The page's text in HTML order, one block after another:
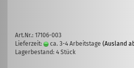
Art.Nr.: 17106-003
Lieferzeit:
ca. 3-4 Arbeitstage (Ausland
Lagerbestand: 4 Stück